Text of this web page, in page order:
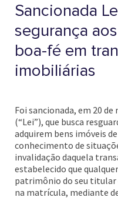
Sancionada
segurança
boa-fé em
imobiliárias
Foi sancionada, em 20 de
(“Lei”), que busca
adquirem bens imóveis
conhecimento de
invalidação daquela
estabelecido que
patrimônio do seu titular
na matrícula, mediante